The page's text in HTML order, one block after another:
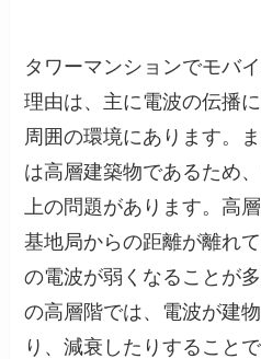
タワーマンションでモバ
理由は、主に電波の伝播
周囲の環境にあります。
は高層建築物であるため
上の問題があります。高
基地局からの距離が離れ
の電波が弱くなることが
の高層階では、電波が建
り、減衰したりすること